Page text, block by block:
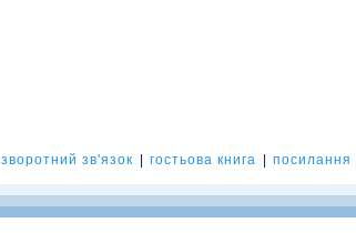
зворотний зв'язок гостьова книга посилання